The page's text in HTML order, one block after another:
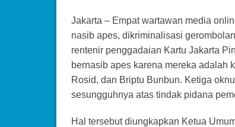
Jakarta – Empat wartawan media
nasib apes, dikriminalisasi
rentenir penggadaian Kartu Jakarta
bernasib apes karena mereka adalah
Rosid, dan Briptu Bunbun. Ketiga
sesungguhnya atas tindak pidana
Hal tersebut diungkapkan Ketua